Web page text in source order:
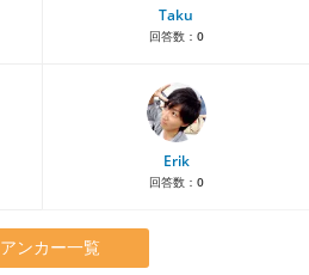
Taku
回答数： 0
Erik
回答数： 0
アンカー一覧